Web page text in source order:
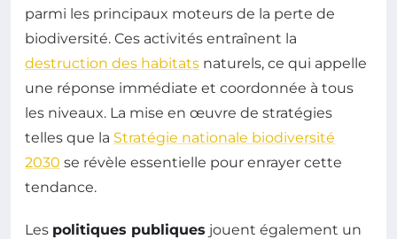
parmi les principaux moteurs de la perte de
biodiversité. Ces activités entraînent la
destruction des habitats naturels, ce qui appelle
une réponse immédiate et coordonnée à tous
les niveaux. La mise en œuvre de stratégies
telles que la Stratégie nationale biodiversité
2030 se révèle essentielle pour enrayer cette
tendance.
Les politiques publiques jouent également un